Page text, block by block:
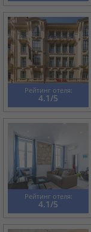
Рейтинг отеля:
4.1/5
Рейтинг отеля:
4.1/5